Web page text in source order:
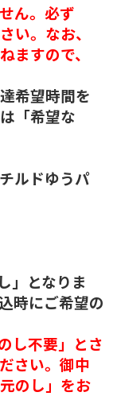
ん。必ず
い。なお、
ますので、
希望時間を
「希望な
ルドゆうパ
」となりま
時にご希望の
し不要」とさ
さい。御中
のし」をお